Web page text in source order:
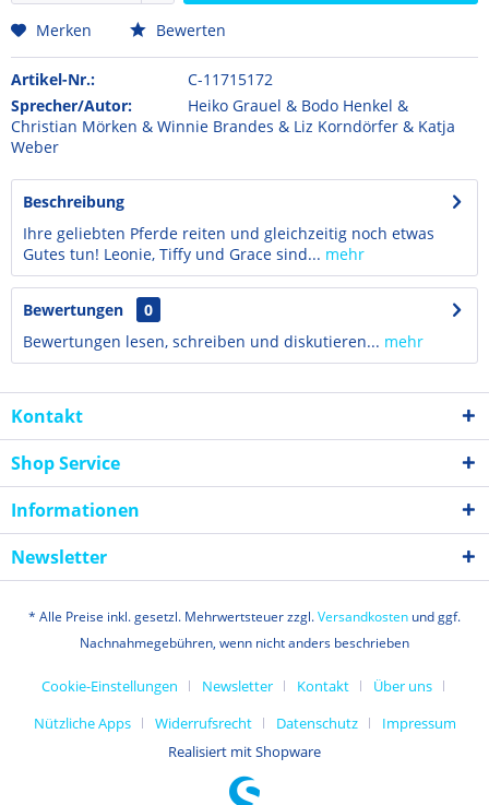
Merken Bewerten
Artikel-Nr.:
C-11715172
Sprecher/Autor:
Heiko Grauel & Bodo Henkel &
Christian Mörken & Winnie Brandes & Liz Korndörfer & Katja
Weber
Beschreibung
Ihre geliebten Pferde reiten und gleichzeitig noch etwas
Gutes tun! Leonie, Tiffy und Grace sind... mehr
Bewertungen
0
Bewertungen lesen, schreiben und diskutieren... mehr
Kontakt
Shop Service
Informationen
Newsletter
* Alle Preise inkl. gesetzl. Mehrwertsteuer zzgl.Versandkosten und ggf.
Nachnahmegebühren, wenn nicht anders beschrieben
Cookie-Einstellungen Newsletter Kontakt
Über uns
Nützliche Apps
Widerrufsrecht Datenschutz
Impressum
Realisiert mit Shopware